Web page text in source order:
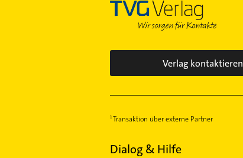
Verlag kontaktieren
Transaktion über externe Partner
Dialog & Hilfe